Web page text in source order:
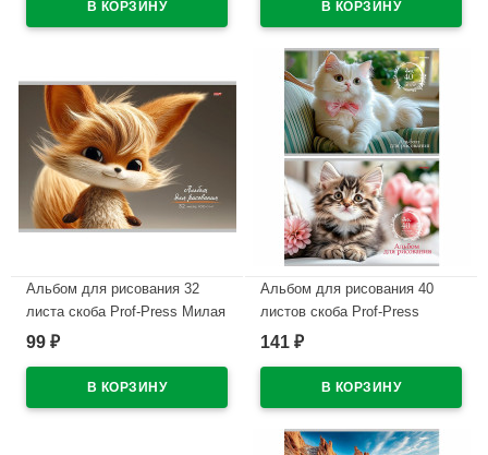
Альбом для рисования 32
листа скоба Prof-Press Милая
лисичка арт.32-7255
99 ₽
Альбом для рисования 40
листов скоба Prof-Press
Милые котики арт.40-7784
141 ₽